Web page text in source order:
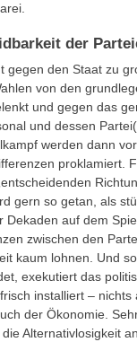
der
gegen den Staat zu
von den
und gegen das
und dessen
werden dann
proklamiert.
gern so getan, als
Dekaden auf dem
zwischen den
kaum lohnen. Und
exekutiert das
installiert – nichts
der Ökonomie.
Alternativlosigkeit